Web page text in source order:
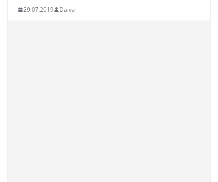
29.07.2019 Daiva